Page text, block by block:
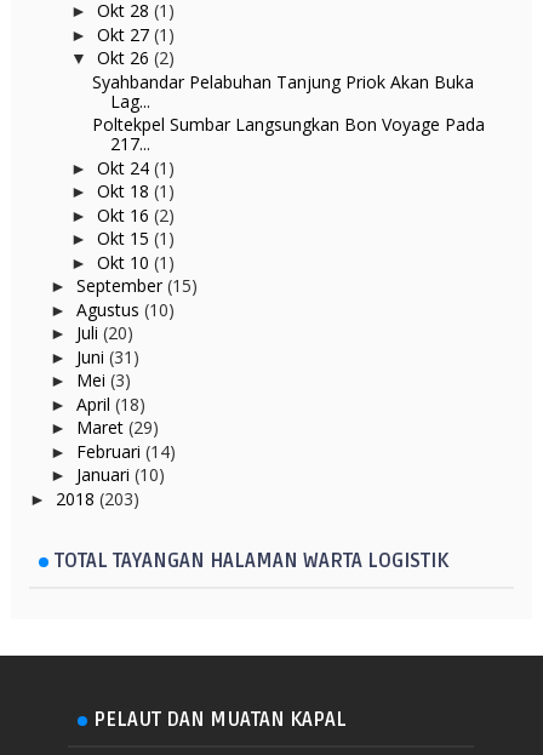
► Okt 28 (1)
► Okt 27 (1)
▼ Okt 26 (2)
Syahbandar Pelabuhan Tanjung Priok Akan Buka
Lag...
Poltekpel Sumbar Langsungkan Bon Voyage Pada
217...
► Okt 24 (1)
► Okt 18 (1)
► Okt 16 (2)
► Okt 15 (1)
► Okt 10 (1)
► September(15)
► Agustus (10)
► Juli (20)
► Juni (31)
► Mei (3)
► April (18)
► Maret (29)
► Februari (14)
► Januari (10)
► 2018 (203)
TOTAL TAYANGAN HALAMAN WARTA LOGISTIK
PELAUT DAN MUATAN KAPAL